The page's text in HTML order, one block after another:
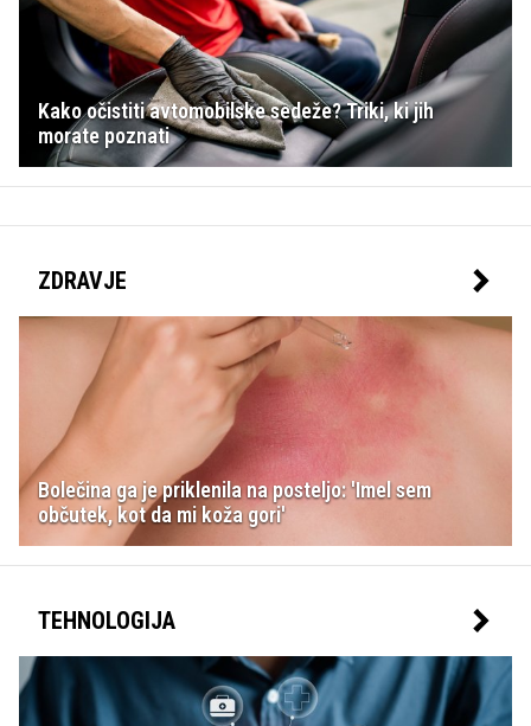
Kako očistiti avtomobilske sedeže? Triki, ki jih
morate poznati
ZDRAVJE
Bolečina ga je priklenila na posteljo: 'Imel sem
občutek, kot da mi koža gori'
TEHNOLOGIJA